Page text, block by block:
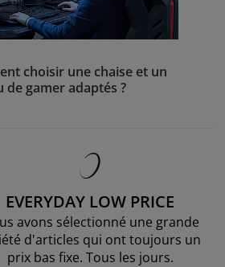
choisir une chaise et un
de gamer adaptés ?
EVERYDAY LOW PRICE
avons sélectionné une grande
d'articles qui ont toujours un
prix bas fixe. Tous les jours.